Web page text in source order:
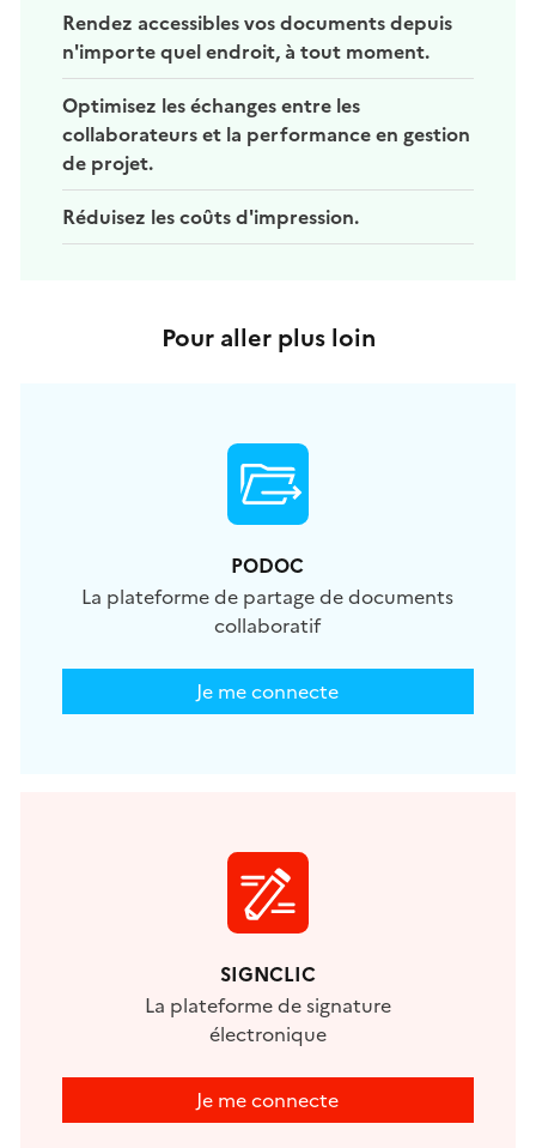
Rendez accessibles vos documents depuis
n'importe quel endroit, à tout moment.
Optimisez les échanges entre les
collaborateurs et la performance en gestion
de projet.
Réduisez les coûts d'impression.
Pour aller plus loin
PODOC
La plateforme de partage de documents
collaboratif
Je me connecte
SIGNCLIC
La plateforme de signature
électronique
Je me connecte